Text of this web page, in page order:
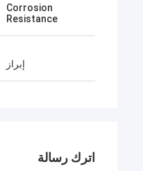
Corrosion
Resistance
إبراز
اترك رسالة